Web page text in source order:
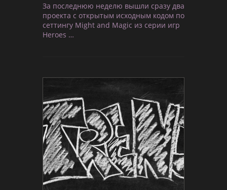
За последнюю неделю вышли сразу два
проекта с открытым исходным кодом по
сеттингу Might and Magic из серии игр
Heroes …